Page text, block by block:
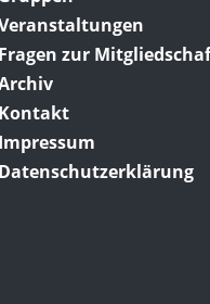
Fragen zur
Kontakt
Impressum
Datenschutzerklärung